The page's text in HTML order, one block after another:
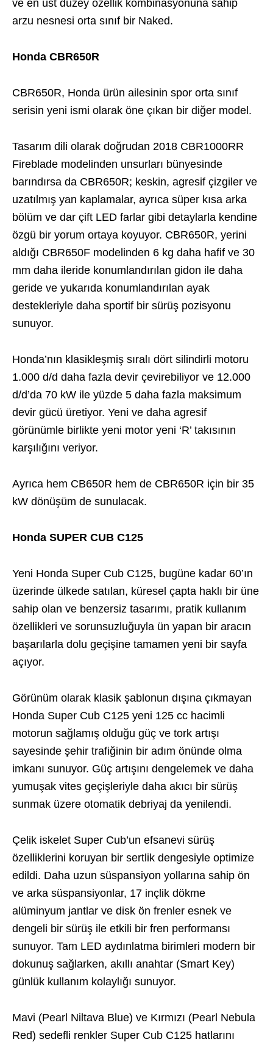
ve en üst düzey özellik kombinasyonuna sahip
arzu nesnesi orta sınıf bir Naked.
Honda CBR650R
CBR650R, Honda ürün ailesinin spor orta sınıf
serisin yeni ismi olarak öne çıkan bir diğer model.
Tasarım dili olarak doğrudan 2018 CBR1000RR
Fireblade modelinden unsurları bünyesinde
barındırsa da CBR650R; keskin, agresif çizgiler ve
uzatılmış yan kaplamalar, ayrıca süper kısa arka
bölüm ve dar çift LED farlar gibi detaylarla kendine
özgü bir yorum ortaya koyuyor. CBR650R, yerini
aldığı CBR650F modelinden 6 kg daha hafif ve 30
mm daha ileride konumlandırılan gidon ile daha
geride ve yukarıda konumlandırılan ayak
destekleriyle daha sportif bir sürüş pozisyonu
sunuyor.
Honda’nın klasikleşmiş sıralı dört silindirli motoru
1.000 d/d daha fazla devir çevirebiliyor ve 12.000
d/d’da 70 kW ile yüzde 5 daha fazla maksimum
devir gücü üretiyor. Yeni ve daha agresif
görünümle birlikte yeni motor yeni ‘R’ takısının
karşılığını veriyor.
Ayrıca hem CB650R hem de CBR650R için bir 35
kW dönüşüm de sunulacak.
Honda SUPER CUB C125
Yeni Honda Super Cub C125, bugüne kadar 60’ın
üzerinde ülkede satılan, küresel çapta haklı bir üne
sahip olan ve benzersiz tasarımı, pratik kullanım
özellikleri ve sorunsuzluğuyla ün yapan bir aracın
başarılarla dolu geçişine tamamen yeni bir sayfa
açıyor.
Görünüm olarak klasik şablonun dışına çıkmayan
Honda Super Cub C125 yeni 125 cc hacimli
motorun sağlamış olduğu güç ve tork artışı
sayesinde şehir trafiğinin bir adım önünde olma
imkanı sunuyor. Güç artışını dengelemek ve daha
yumuşak vites geçişleriyle daha akıcı bir sürüş
sunmak üzere otomatik debriyaj da yenilendi.
Çelik iskelet Super Cub’un efsanevi sürüş
özelliklerini koruyan bir sertlik dengesiyle optimize
edildi. Daha uzun süspansiyon yollarına sahip ön
ve arka süspansiyonlar, 17 inçlik dökme
alüminyum jantlar ve disk ön frenler esnek ve
dengeli bir sürüş ile etkili bir fren performansı
sunuyor. Tam LED aydınlatma birimleri modern bir
dokunuş sağlarken, akıllı anahtar (Smart Key)
günlük kullanım kolaylığı sunuyor.
Mavi (Pearl Niltava Blue) ve Kırmızı (Pearl Nebula
Red) sedefli renkler Super Cub C125 hatlarını